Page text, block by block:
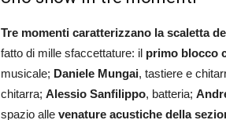
Tre momenti caratterizzano la scaletta
fatto di mille sfaccettature: il primo blocco
musicale; Daniele Mungai, tastiere e
chitarra; Alessio Sanfilippo, batteria;
spazio alle venature acustiche della